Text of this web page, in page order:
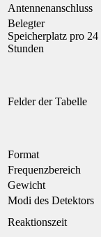
Antennenanschluss
Belegter
Speicherplatz pro 24
Stunden
Felder der Tabelle
Format
Frequenzbereich
Gewicht
Modi des Detektors
Reaktionszeit